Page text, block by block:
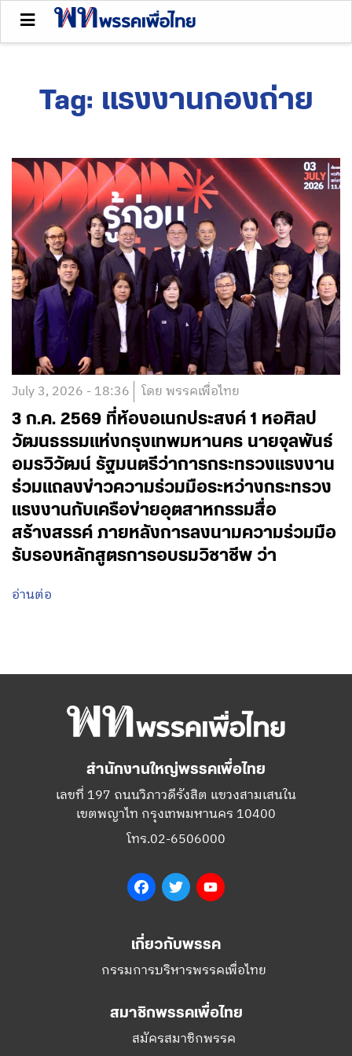
Tag: แรงงานกองถ่าย
July 3, 2026 - 18:36 โดย พรรคเพื่อไทย
3 ก.ค. 2569 ที่ห้องอเนกประสงค์ 1 หอศิลป
วัฒนธรรมแห่งกรุงเทพมหานคร นายจุลพันธ์
อมรวิวัฒน์ รัฐมนตรีว่าการกระทรวงแรงงาน
ร่วมแถลงข่าวความร่วมมือระหว่างกระทรวง
แรงงานกับเครือข่ายอุตสาหกรรมสื่อ
สร้างสรรค์ ภายหลังการลงนามความร่วมมือ
รับรองหลักสูตรการอบรมวิชาชีพ ว่า
อ่านต่อ
สำนักงานใหญ่พรรคเพื่อไทย
เลขที่ 197 ถนนวิภาวดีรังสิต แขวงสามเสนใน
เขตพญาไท กรุงเทพมหานคร 10400
โทร.02-6506000
FacebookTwitter
เกี่ยวกับพรรค
กรรมการบริหารพรรคเพื่อไทย
สมาชิกพรรคเพื่อไทย
สมัครสมาชิกพรรค